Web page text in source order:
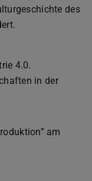
des
4.0.
in der
am